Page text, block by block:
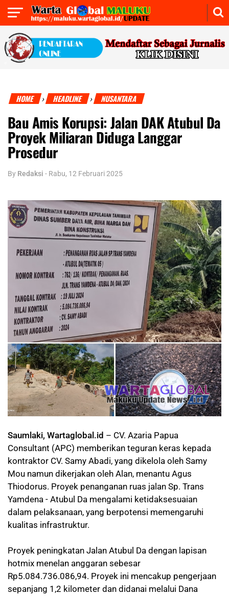
HOME › HEADLINE › NUSANTARA
Bau Amis Korupsi: Jalan DAK Atubul Da
Proyek Miliaran Diduga Langgar
Prosedur
By Redaksi - Rabu, 12 Februari 2025
Saumlaki, Wartaglobal.id – CV. Azaria Papua
Consultant (APC) memberikan teguran keras kepada
kontraktor CV. Samy Abadi, yang dikelola oleh Samy
Mou namun dikerjakan oleh Alan, menantu Agus
Thiodorus. Proyek penanganan ruas jalan Sp. Trans
Yamdena - Atubul Da mengalami ketidaksesuaian
dalam pelaksanaan, yang berpotensi memengaruhi
kualitas infrastruktur.
Proyek peningkatan Jalan Atubul Da dengan lapisan
hotmix menelan anggaran sebesar
Rp5.084.736.086,94. Proyek ini mencakup pengerjaan
sepanjang 1,2 kilometer dan didanai melalui Dana